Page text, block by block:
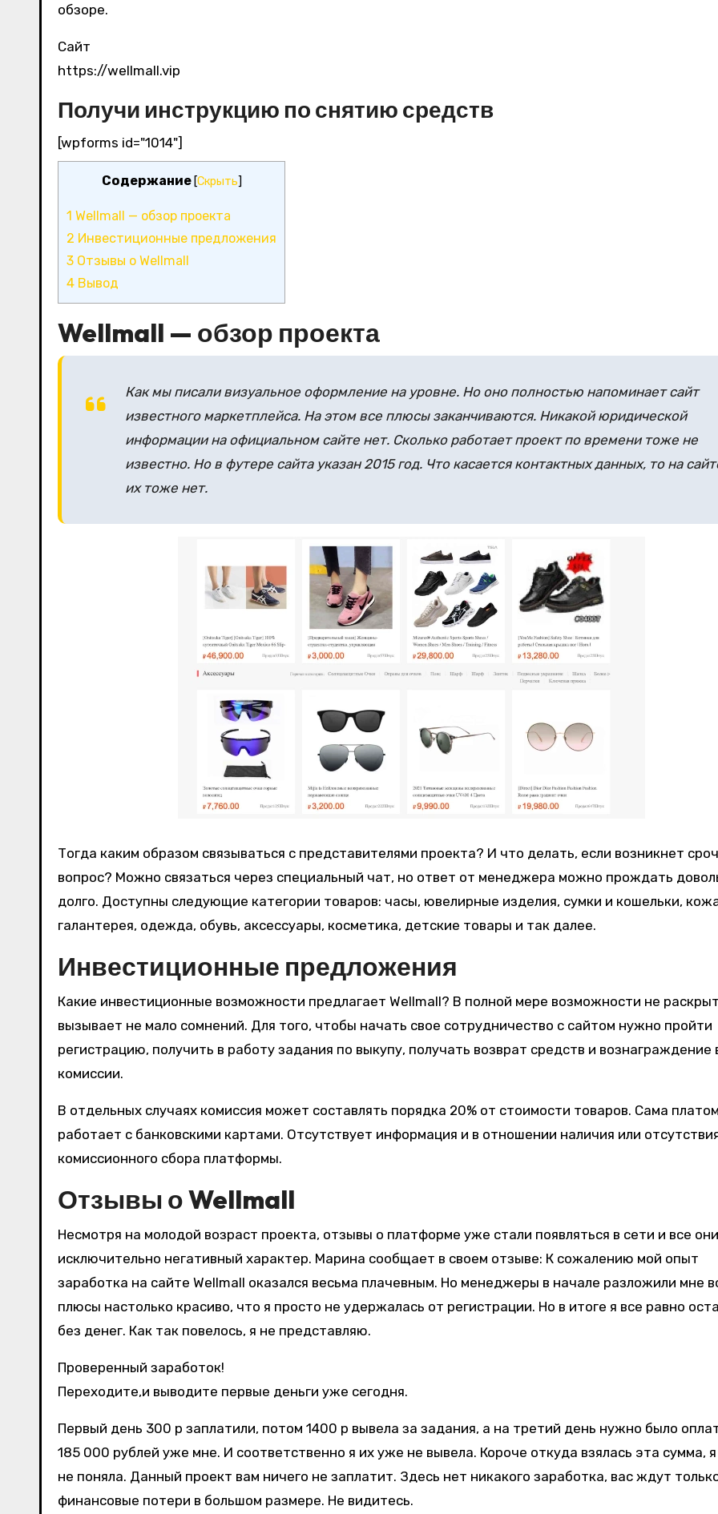
обзоре.
Сайт
https://wellmall.vip
Получи инструкцию по снятию средств
[wpforms id="1014"]
Содержание [Скрыть]
1 Wellmall — обзор проекта
2 Инвестиционные предложения
3 Отзывы о Wellmall
4 Вывод
Wellmall — обзор проекта
Как мы писали визуальное оформление на уровне. Но оно полностью напоминает сайт
известного маркетплейса. На этом все плюсы заканчиваются. Никакой юридической
информации на официальном сайте нет. Сколько работает проект по времени тоже не
известно. Но в футере сайта указан 2015 год. Что касается контактных данных, то на
их тоже нет.
Тогда каким образом связываться с представителями проекта? И что делать, если возникнет
вопрос? Можно связаться через специальный чат, но ответ от менеджера можно прождать
долго. Доступны следующие категории товаров: часы, ювелирные изделия, сумки и кошельки,
галантерея, одежда, обувь, аксессуары, косметика, детские товары и так далее.
Инвестиционные предложения
Какие инвестиционные возможности предлагает Wellmall? В полной мере возможности не
вызывает не мало сомнений. Для того, чтобы начать свое сотрудничество с сайтом нужно пройти
регистрацию, получить в работу задания по выкупу, получать возврат средств и вознаграждение
комиссии.
В отдельных случаях комиссия может составлять порядка 20% от стоимости товаров. Сама
работает с банковскими картами. Отсутствует информация и в отношении наличия или
комиссионного сбора платформы.
Отзывы о Wellmall
Несмотря на молодой возраст проекта, отзывы о платформе уже стали появляться в сети и все
исключительно негативный характер. Марина сообщает в своем отзыве: К сожалению мой опыт
заработка на сайте Wellmall оказался весьма плачевным. Но менеджеры в начале разложили мне
плюсы настолько красиво, что я просто не удержалась от регистрации. Но в итоге я все равно
без денег. Как так повелось, я не представляю.
Проверенный заработок!
Переходите,и выводите первые деньги уже сегодня.
Первый день 300 р заплатили, потом 1400 р вывела за задания, а на третий день нужно было
185 000 рублей уже мне. И соответственно я их уже не вывела. Короче откуда взялась эта сумма,
не поняла. Данный проект вам ничего не заплатит. Здесь нет никакого заработка, вас ждут
финансовые потери в большом размере. Не видитесь.